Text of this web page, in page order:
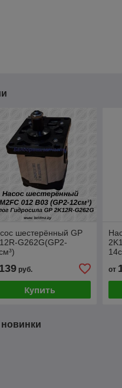
шестерённый GP
G262G(GP2-
139руб.
Купить
от